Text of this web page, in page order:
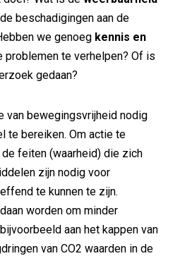
beschadigingen aan de
we genoeg kennis en
problemen te verhelpen? Of is
gedaan?
van bewegingsvrijheid nodig
te bereiken. Om actie te
feiten (waarheid) die zich
zijn nodig voor
te kunnen te zijn.
worden om minder
aan het kappen van
van CO2 waarden in de